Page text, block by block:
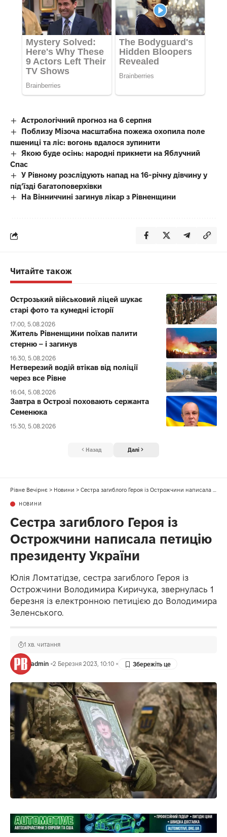
Астрологічний прогноз на 6 серпня
Поблизу Мізоча масштабна пожежа охопила поле
пшениці та ліс: вогонь вдалося зупинити
Якою буде осінь: народні прикмети на Яблучний
Спас
У Рівному розслідують напад на 16-річну дівчину у
під’їзді багатоповерхівки
На Вінниччині загинув лікар з Рівненщини
Читайте також
Острозький військовий ліцей шукає
старі фото та кумедні історії
17:00, 5.08.2026
Житель Рівненщини поїхав палити
стерню – і загинув
16:30, 5.08.2026
Нетверезий водій втікав від поліції
через все Рівне
16:04, 5.08.2026
Завтра в Острозі поховають сержанта
Семенюка
15:30, 5.08.2026
Назад Далі
Рівне Вечірнє > Новини > Сестра загиблого Героя із Острожчини написала петицію президенту України
НОВИНИ
Сестра загиблого Героя із
Острожчини написала петицію
президенту України
Юлія Ломтатідзе, сестра загиблого Героя із
Острожчини Володимира Киричука, звернулась 1
березня із електронною петицією до Володимира
Зеленського.
admin 2 Березня 2023, 10:10
1 хв. читання